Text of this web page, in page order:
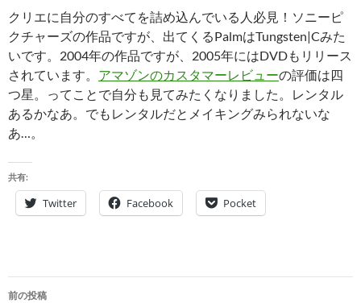
クリエに自分のすべてを詰め込んでいる人必見！ソニーピ
クチャーズの作品ですが、出てくるPalmはTungsten|Cみた
いです。2004年の作品ですが、2005年にはDVDもリリース
されています。 アマゾンのカスタマーレビューの評価は四
つ星。ってことで自分も見てみたくなりました。レンタル
あるかなあ。でもレンタルだとメイキングみられないな
あ…。
共有:
Twitter Facebook Pocket
投
前の投稿